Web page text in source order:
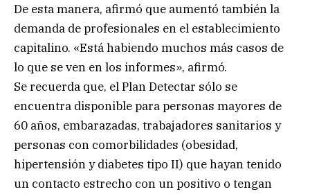
De esta manera, afirmó que aumentó también la
demanda de profesionales en el establecimiento
capitalino. «Está habiendo muchos más casos de
lo que se ven en los informes», afirmó.
Se recuerda que, el Plan Detectar sólo se
encuentra disponible para personas mayores de
60 años, embarazadas, trabajadores sanitarios y
personas con comorbilidades (obesidad,
hipertensión y diabetes tipo II) que hayan tenido
un contacto estrecho con un positivo o tengan